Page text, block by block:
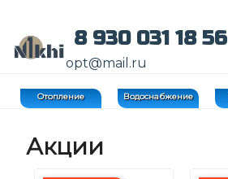
8 930 031 18 56
opt@mail.ru
Отопление Водоснабжение
Акции